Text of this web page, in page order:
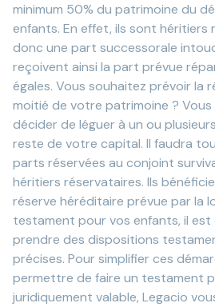
minimum 50% du patrimoine du
enfants. En effet, ils sont
donc une part successorale
reçoivent ainsi la part prévue
égales. Vous souhaitez prévoir la
moitié de votre patrimoine ?
décider de léguer à un ou
reste de votre capital. Il faudra
parts réservées au conjoint
héritiers réservataires. Ils
réserve héréditaire prévue par la
testament pour vos enfants, il
prendre des dispositions
précises. Pour simplifier ces
permettre de faire un testament
juridiquement valable, Legacio